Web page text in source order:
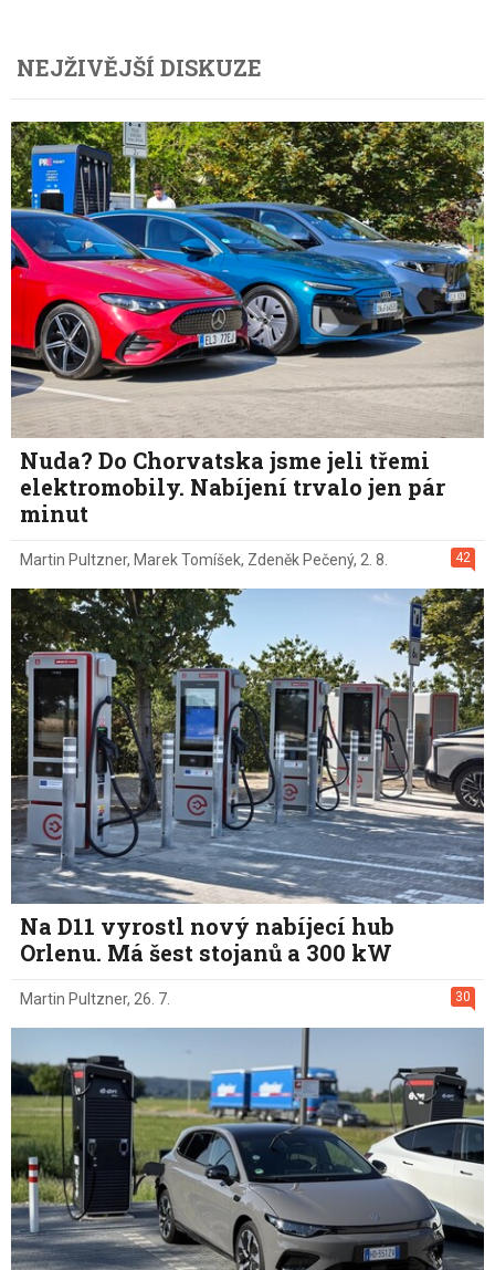
NEJŽIVĚJŠÍ DISKUZE
Nuda? Do Chorvatska jsme jeli třemi
elektromobily. Nabíjení trvalo jen pár
minut
42
Martin Pultzner, Marek Tomíšek, Zdeněk Pečený, 2. 8.
Na D11 vyrostl nový nabíjecí hub
Orlenu. Má šest stojanů a 300 kW
30
Martin Pultzner, 26. 7.